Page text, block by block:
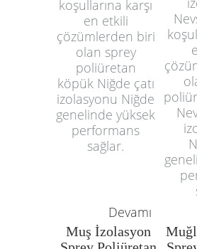
koşullarına karşı
en etkili
çözümlerden biri
olan sprey
poliüretan
köpük Niğde çatı
izolasyonu Niğde
genelinde yüksek
performans
sağlar.
Devamı
Muş İzolasyon